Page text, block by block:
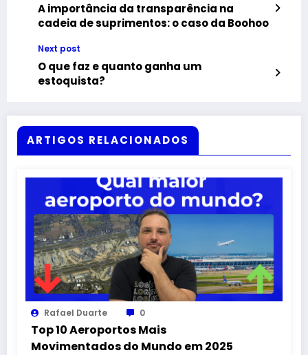
A importância da transparência na
cadeia de suprimentos: o caso da Boohoo
Next post
O que faz e quanto ganha um
estoquista?
ARTIGOS RELACIONADOS
Rafael Duarte 0
Top 10 Aeroportos Mais
Movimentados do Mundo em 2025